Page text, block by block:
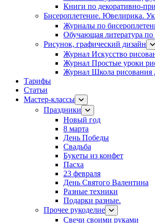
Книги по декоративно-
Бисероплетение. Ювелирика.
Журналы по
Обучающая литература
Рисунок, графический дизайн
Журнал Искусство
Журнал Простые уроки
Журнал Школа рисования
Тарифы
Статьи
Мастер-классы
Праздники
Новый год
8 марта
День Победы
Свадьба
Букеты из конфет
Пасха
23 февраля
День Святого Валентина
Разные техники
Подарки разные.
Прочее рукоделие
Свечи своими руками